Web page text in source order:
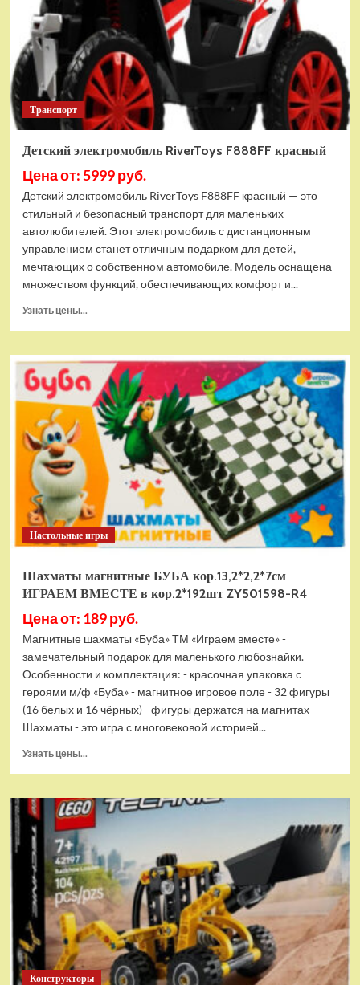
Транспорт
Детский электромобиль RiverToys F888FF красный
Цена от: 5999 руб.
Детский электромобиль RiverToys F888FF красный — это
стильный и безопасный транспорт для маленьких
автолюбителей. Этот электромобиль с дистанционным
управлением станет отличным подарком для детей,
мечтающих о собственном автомобиле. Модель оснащена
множеством функций, обеспечивающих комфорт и...
Узнать цены...
Детский
электромобиль
RiverToys
F888FF
красный
Настольные игры
Шахматы магнитные БУБА кор.13,2*2,2*7см
ИГРАЕМ ВМЕСТЕ в кор.2*192шт ZY501598-R4
Цена от: 189 руб.
Магнитные шахматы «Буба» ТМ «Играем вместе» -
замечательный подарок для маленького любознайки.
Особенности и комплектация: - красочная упаковка с
героями м/ф «Буба» - магнитное игровое поле - 32 фигуры
(16 белых и 16 чёрных) - фигуры держатся на магнитах
Шахматы - это игра с многовековой историей...
Узнать цены...
Шахматы
магнитные
БУБА
ИГРАЕМ
ВМЕСТЕ
в
кор.2*192шт
ZY501598-
R4
Конструкторы